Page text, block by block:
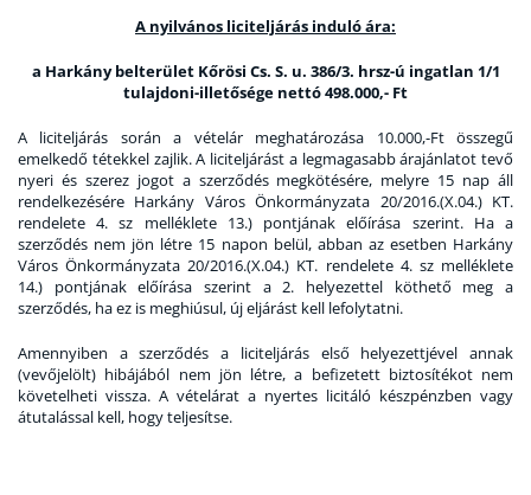
A nyilvános liciteljárás induló ára:
a Harkány belterület Kőrösi Cs. S. u. 386/3. hrsz-ú ingatlan 1/1
tulajdoni-illetősége nettó 498.000,- Ft
A liciteljárás során a vételár meghatározása 10.000,-Ft összegű
emelkedő tétekkel zajlik. A liciteljárást a legmagasabb árajánlatot tevő
nyeri és szerez jogot a szerződés megkötésére, melyre 15 nap áll
rendelkezésére Harkány Város Önkormányzata 20/2016.(X.04.) KT.
rendelete 4. sz melléklete 13.) pontjának előírása szerint. Ha a
szerződés nem jön létre 15 napon belül, abban az esetben Harkány
Város Önkormányzata 20/2016.(X.04.) KT. rendelete 4. sz melléklete
14.) pontjának előírása szerint a 2. helyezettel köthető meg a
szerződés, ha ez is meghiúsul, új eljárást kell lefolytatni.
Amennyiben a szerződés a liciteljárás első helyezettjével annak
(vevőjelölt) hibájából nem jön létre, a befizetett biztosítékot nem
követelheti vissza. A vételárat a nyertes licitáló készpénzben vagy
átutalással kell, hogy teljesítse.